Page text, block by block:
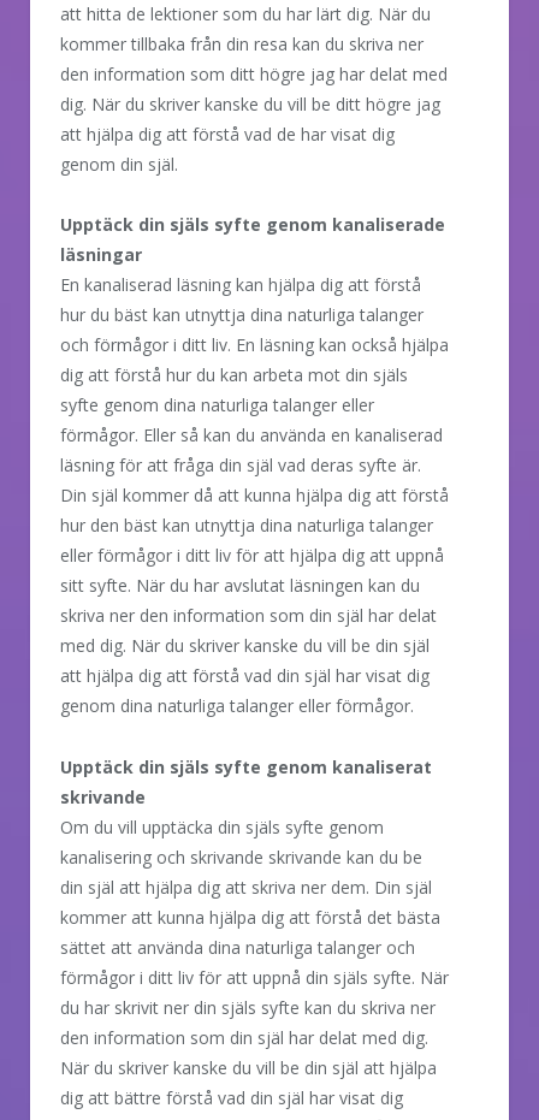
att hitta de lektioner som du har lärt dig. När du
kommer tillbaka från din resa kan du skriva ner
den information som ditt högre jag har delat med
dig. När du skriver kanske du vill be ditt högre jag
att hjälpa dig att förstå vad de har visat dig
genom din själ.
Upptäck din själs syfte genom kanaliserade
läsningar
En kanaliserad läsning kan hjälpa dig att förstå
hur du bäst kan utnyttja dina naturliga talanger
och förmågor i ditt liv. En läsning kan också hjälpa
dig att förstå hur du kan arbeta mot din själs
syfte genom dina naturliga talanger eller
förmågor. Eller så kan du använda en kanaliserad
läsning för att fråga din själ vad deras syfte är.
Din själ kommer då att kunna hjälpa dig att förstå
hur den bäst kan utnyttja dina naturliga talanger
eller förmågor i ditt liv för att hjälpa dig att uppnå
sitt syfte. När du har avslutat läsningen kan du
skriva ner den information som din själ har delat
med dig. När du skriver kanske du vill be din själ
att hjälpa dig att förstå vad din själ har visat dig
genom dina naturliga talanger eller förmågor.
Upptäck din själs syfte genom kanaliserat
skrivande
Om du vill upptäcka din själs syfte genom
kanalisering och skrivande skrivande kan du be
din själ att hjälpa dig att skriva ner dem. Din själ
kommer att kunna hjälpa dig att förstå det bästa
sättet att använda dina naturliga talanger och
förmågor i ditt liv för att uppnå din själs syfte. När
du har skrivit ner din själs syfte kan du skriva ner
den information som din själ har delat med dig.
När du skriver kanske du vill be din själ att hjälpa
dig att bättre förstå vad din själ har visat dig